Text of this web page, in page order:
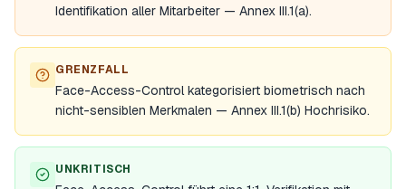
Identifikation aller Mitarbeiter — Annex III.1(a).
GRENZFALL
Face-Access-Control kategorisiert biometrisch nach
nicht-sensiblen Merkmalen — Annex III.1(b) Hochrisiko.
UNKRITISCH